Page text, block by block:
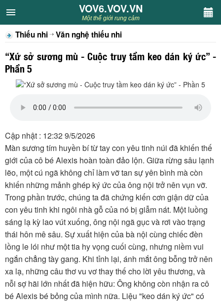
VOV6.VOV.VN
CHUYÊN MỤC
Khách VOV6
Văn học
Sân khấu
Thiếu nhi
Kết nối VOV6
TÌM KIẾM
Vận hành bởi QI Corp
VOV6.VOV.VN
Một thế giới rung cảm
Thiếu nhi Văn nghệ thiếu nhi
“Xứ sở sương mù - Cuộc truy tầm keo dán ký ức” -
Phần 5
Cập nhật : 12:32 9/5/2026
Màn sương tím huyền bí từ tay con yêu tinh núi đã khiến thế
giới của cô bé Alexis hoàn toàn đảo lộn. Giữa rừng sâu lạnh
lẽo, một cú ngã không chỉ làm vỡ tan sự yên bình mà còn
khiến những mảnh ghép ký ức của ông nội trở nên vụn vỡ.
Trong phần trước, chúng ta đã chứng kiến cơn giận dữ của
con yêu tinh khi ngôi nhà gỗ của nó bị giẫm nát. Một luồng
sáng lạ kỳ lao vút xuống, ông nội ngã gục và rơi vào trạng
thái hôn mê sâu. Sự xuất hiện của bà nội cùng chiếc đèn
lồng le lói như một tia hy vọng cuối cùng, nhưng niềm vui
ngắn chẳng tày gang. Khi tỉnh lại, ánh mắt ông bỗng trở nên
xa lạ, những câu thơ vu vơ thay thế cho lời yêu thương, và
nỗi sợ hãi lớn nhất đã hiện hữu: Ông không còn nhận ra cô
bé Alexis bé bỏng của mình nữa. Liệu "keo dán ký ức" có